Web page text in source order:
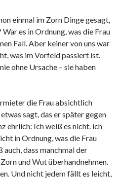
einmal im Zorn Dinge gesagt,
es in Ordnung, was die Frau
Fall. Aber keiner von uns war
was im Vorfeld passiert ist.
ohne Ursache – sie haben
die Frau absichtlich
sagt, das er später gegen
ehrlich: Ich weiß es nicht. ich
in Ordnung, was die Frau
dass manchmal der
und Wut überhandnehmen.
Und nicht jedem fällt es leicht,